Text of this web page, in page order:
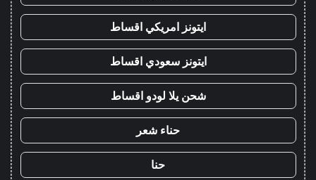
ايتونز امريكي اقساط
ايتونز سعودي اقساط
شحن يلا لودو اقساط
حناء شعر
حنا